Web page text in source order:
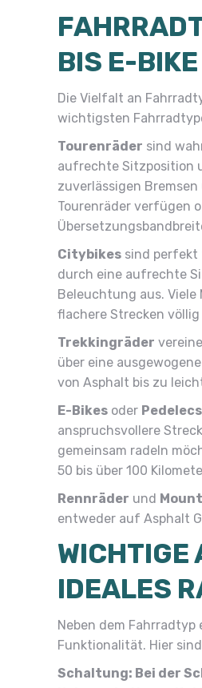
BIS E-BIKE
Die Vielfalt an
wichtigsten
Tourenräder sind
aufrechte Sitzposition
zuverlässigen
Tourenräder verfügen
Citybikes sind perfekt
durch eine aufrechte
Beleuchtung aus.
flachere Strecken
Trekkingräder
über eine
von Asphalt bis zu
E-Bikes oder Pedelecs
anspruchsvollere
gemeinsam radeln
50 bis über 100
Rennräder und
entweder auf Asphalt
WICHTIGE
IDEALES
Neben dem
Funktionalität. Hier
Schaltung: Bei der